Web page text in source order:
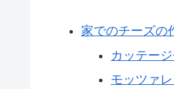
家でのチーズの
カッテー
モッツァ